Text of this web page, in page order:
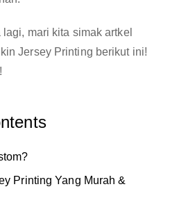
mari kita simak artkel
Jersey Printing berikut ini!
Printing Yang Murah &